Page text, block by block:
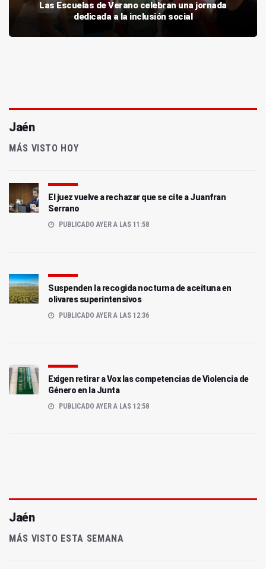
Las Escuelas de Verano celebran una jornada
dedicada a la inclusión social
Jaén
MÁS VISTO HOY
El juez vuelve a rechazar que se cite a Juanfran
Serrano
PUBLICADO AYER A LAS 11:58
Suspenden la recogida nocturna de aceituna en
olivares superintensivos
PUBLICADO AYER A LAS 12:36
Exigen retirar a Vox las competencias de Violencia de
Género en la Junta
PUBLICADO AYER A LAS 12:58
Jaén
MÁS VISTO ESTA SEMANA